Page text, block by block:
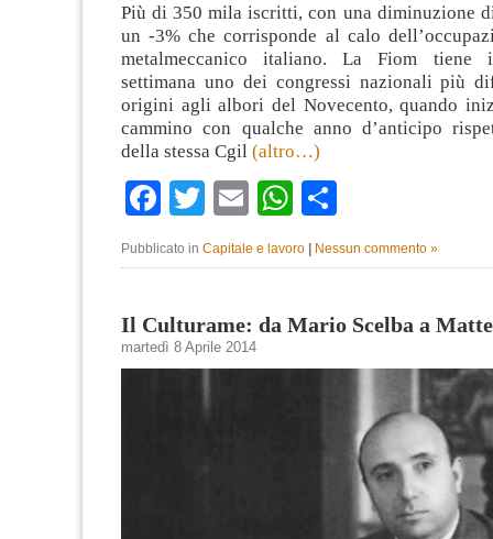
Più di 350 mila iscritti, con una diminuzione
un -3% che corrisponde al calo
metalmeccanico italiano. La Fiom tiene
settimana uno dei congressi nazionali più
origini agli albori del Novecento, quando
cammino con qualche anno d’anticipo
della stessa Cgil (altro…)
Facebook
TwitterEmailWhatsApp
Pubblicato in Capitale e lavoro | Nessun commento »
Il Culturame: da Mario Scelba a
martedì 8 Aprile 2014